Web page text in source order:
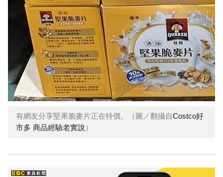
有網友分享堅果脆麥片正在特價。（圖／翻攝自Costco好
市多 商品經驗老實說）